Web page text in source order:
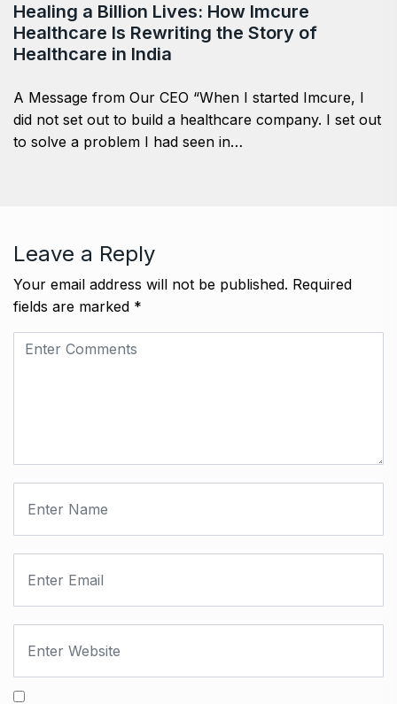
Healing a Billion Lives: How Imcure
Healthcare Is Rewriting the Story of
Healthcare in India
A Message from Our CEO “When I started Imcure, I
did not set out to build a healthcare company. I set out
to solve a problem I had seen in…
Leave a Reply
Your email address will not be published. Required
fields are marked *